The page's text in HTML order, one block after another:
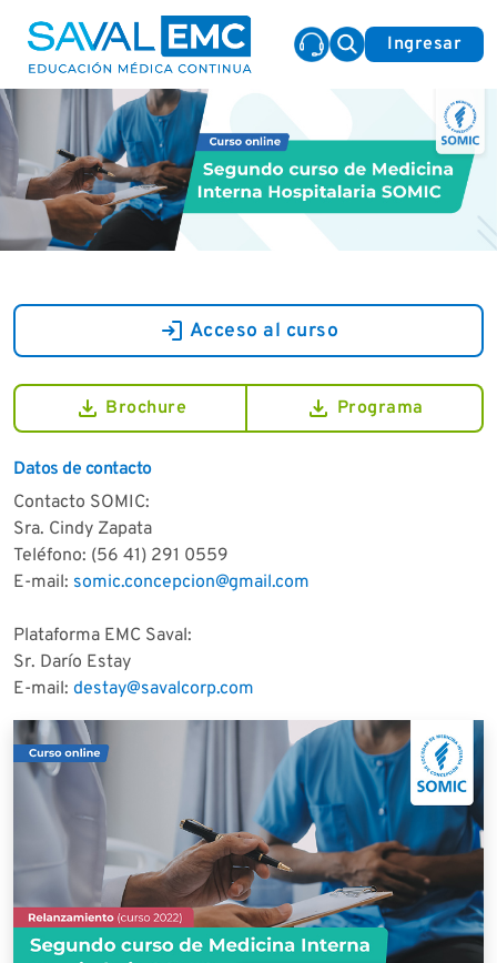
Ingresar
login Acceso al curso
download Brochure download Programa
Datos de contacto
Contacto SOMIC:
Sra. Cindy Zapata
Teléfono: (56 41) 291 0559
E-mail: somic.concepcion@gmail.com
Plataforma EMC Saval:
Sr. Darío Estay
E-mail: destay@savalcorp.com